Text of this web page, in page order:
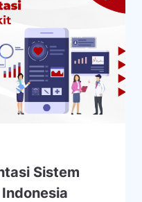
Sistem
Indonesia